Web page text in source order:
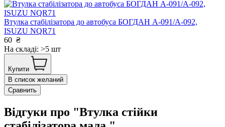
Втулка стабілізатора до автобуса БОГДАН А-091/А-092,
ISUZU NQR71
60 ₴
На складі: >5 шт
Купити
В список желаний
Сравнить
Відгуки про "Втулка стійки